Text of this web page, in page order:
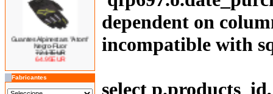
Guantes Alpinestars "Atom"
Negro-Fluor
72.17EUR
64.95EUR
---------
Fabricantes
dependent on
incompatible with
select